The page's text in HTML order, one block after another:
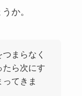
か。
まらなく
たら次にす
てきま